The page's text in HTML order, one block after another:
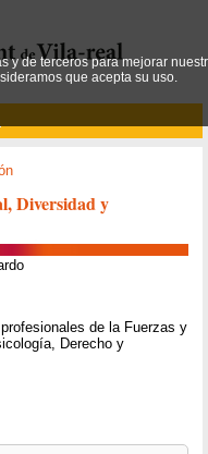
Diversidad y
de la Fuerzas y
Derecho y
y de terceros para mejorar
que acepta su uso.